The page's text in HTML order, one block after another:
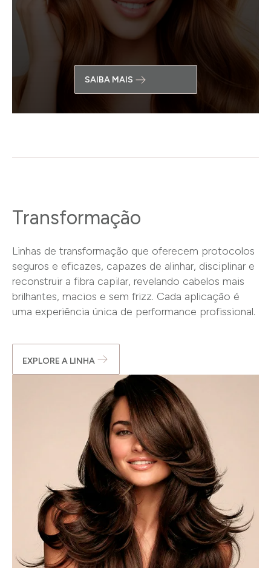
SAIBA MAIS
Transformação
Linhas de transformação que oferecem protocolos
seguros e eficazes, capazes de alinhar, disciplinar e
reconstruir a fibra capilar, revelando cabelos mais
brilhantes, macios e sem frizz. Cada aplicação é
uma experiência única de performance profissional.
EXPLORE A LINHA